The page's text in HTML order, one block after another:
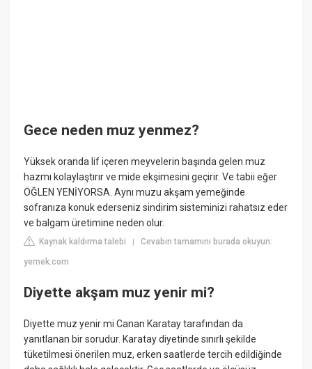
Gece neden muz yenmez?
Yüksek oranda lif içeren meyvelerin başında gelen muz
hazmı kolaylaştırır ve mide ekşimesini geçirir. Ve tabii eğer
ÖĞLEN YENİYORSA. Aynı muzu akşam yemeğinde
sofranıza konuk ederseniz sindirim sisteminizi rahatsız eder
ve balgam üretimine neden olur.
Kaynak kaldırma talebi |Cevabın tamamını burada okuyun:
yemek.com
Diyette akşam muz yenir mi?
Diyette muz yenir mi Canan Karatay tarafından da
yanıtlanan bir sorudur. Karatay diyetinde sınırlı şekilde
tüketilmesi önerilen muz, erken saatlerde tercih edildiğinde